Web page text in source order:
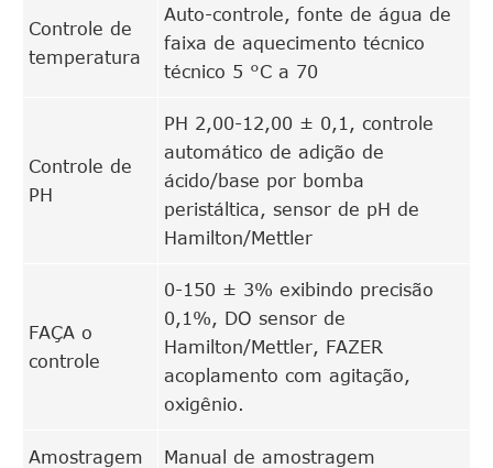
Controle de
temperatura
Auto-controle, fonte de água de
faixa de aquecimento técnico
técnico 5 °C a 70
Controle de
PH
PH 2,00-12,00 ± 0,1, controle
automático de adição de
ácido/base por bomba
peristáltica, sensor de pH de
Hamilton/Mettler
FAÇA o
controle
0-150 ± 3% exibindo precisão
0,1%, DO sensor de
Hamilton/Mettler, FAZER
acoplamento com agitação,
oxigênio.
Amostragem Manual de amostragem